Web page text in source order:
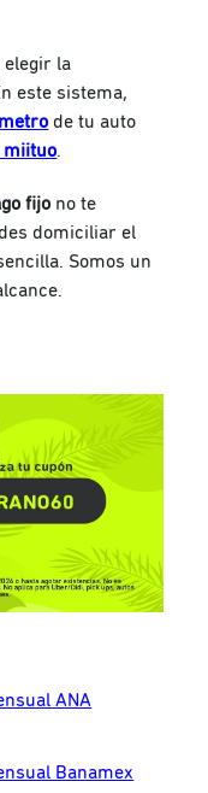
elegir la
este sistema,
de tu auto
miituo.
fijo no te
domiciliar el
Somos un
ANA
Banamex